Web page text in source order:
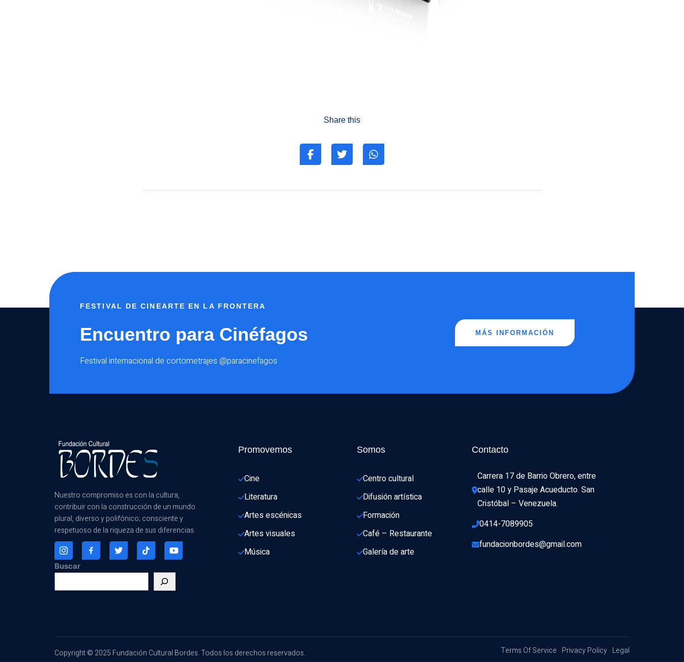
Share this
FESTIVAL DE CINEARTE EN LA FRONTERA
Encuentro para Cinéfagos
Festival internacional de cortometrajes @paracinefagos
MÁS INFORMACIÓN
Nuestro compromiso es con la cultura,
contribuir con la construcción de un mundo
plural, diverso y polifónico; consciente y
respetuoso de la riqueza de sus diferencias.
Buscar
Promovemos
Cine
Literatura
Artes escénicas
Artes visuales
Música
Somos
Centro cultural
Difusión artística
Formación
Café – Restaurante
Galería de arte
Contacto
Carrera 17 de Barrio Obrero, entre
calle 10 y Pasaje Acueducto. San
Cristóbal – Venezuela.
0414-7089905
fundacionbordes@gmail.com
Copyright © 2025 Fundación Cultural Bordes. Todos los derechos reservados. Terms Of Service Privacy Policy Legal